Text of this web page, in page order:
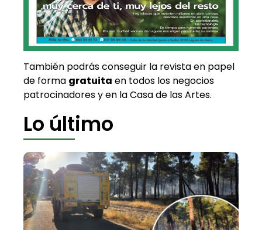
También podrás conseguir la revista en papel
de forma gratuita en todos los negocios
patrocinadores y en la Casa de las Artes.
Lo último